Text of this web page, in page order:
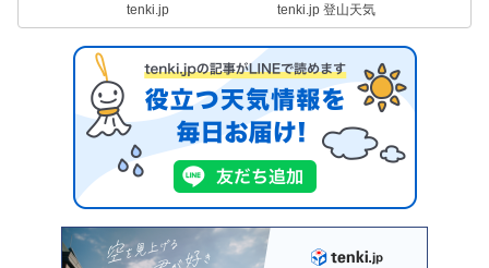
tenki.jp tenki.jp 登山天気